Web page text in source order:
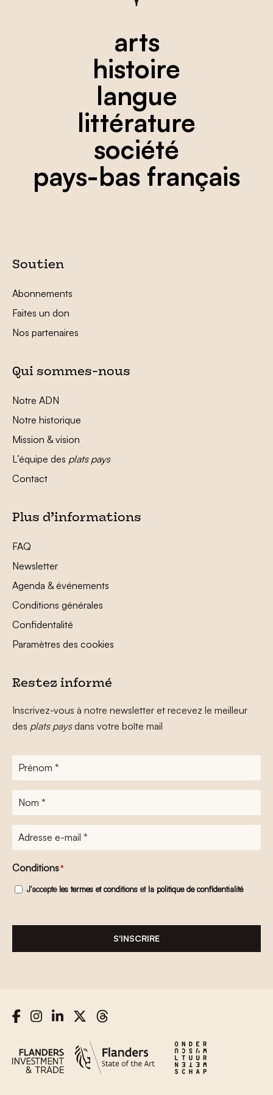
arts
histoire
langue
littérature
société
pays-bas français
Soutien
Abonnements
Faites un don
Nos partenaires
Qui sommes-nous
Notre ADN
Notre historique
Mission & vision
L’équipe des plats pays
Contact
Plus d’informations
FAQ
Newsletter
Agenda & événements
Conditions générales
Confidentalité
Paramètres des cookies
Restez informé
Inscrivez-vous à notre newsletter et recevez le meilleur
des plats paysdans votre boîte mail
Prénom
Nom
Adresse
e-
mail*
Conditions*
J'accepte les termes et conditions et la politique de confidentialité
S'INSCRIRE